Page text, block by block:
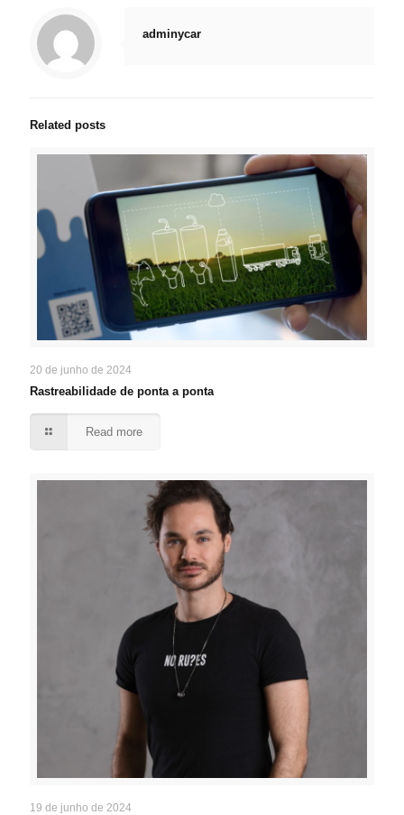
adminycar
Related posts
20 de junho de 2024
Rastreabilidade de ponta a ponta
Read more
19 de junho de 2024